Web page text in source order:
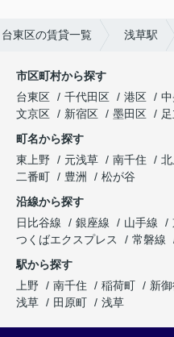
台東区の賃貸一覧 浅草駅
市区町村から探す
台東区
千代田区 港区
文京区
新宿区 墨田区
町名から探す
東上野
元浅草 南千住
二番町
豊洲
松が谷
沿線から探す
日比谷線
銀座線 山手線
つくばエクスプレス
常磐線
駅から探す
上野
南千住 稲荷町 新
浅草
田原町 浅草